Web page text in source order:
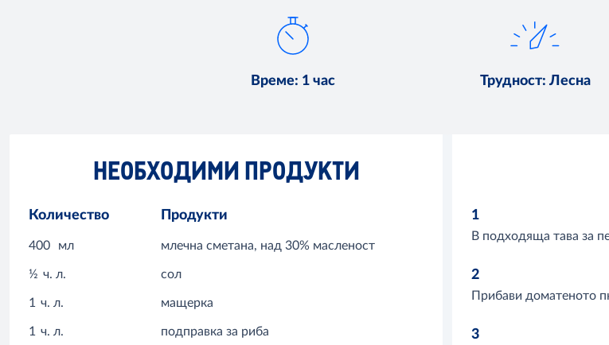
Време: 1 час Трудност: Лесна
НЕОБХОДИМИ ПРОДУКТИ
Количество Продукти
400 мл млечна сметана, над 30% масленост
½ ч. л. сол
1 ч. л. мащерка
1 ч. л. подправка за риба
1
В подходяща тава за
2
Прибави доматеното
3